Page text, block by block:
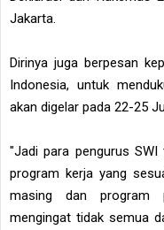
Jakarta.
Dirinya juga berpesan
Indonesia, untuk
akan digelar pada 22-25
"Jadi para pengurus SWI
program kerja yang
masing dan program
mengingat tidak semua